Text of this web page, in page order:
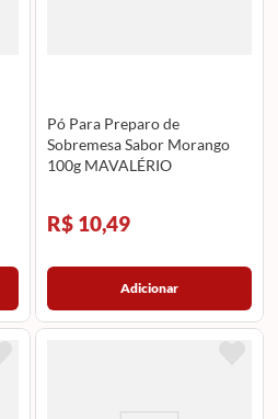
Pó Para Preparo de
Sobremesa Sabor Morango
100g MAVALÉRIO
R$ 10,49
Adicionar